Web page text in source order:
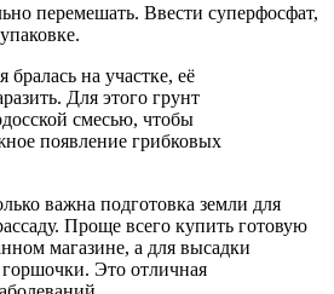
перемешать. Ввести суперфосфат,
на участке, её
Для этого грунт
смесью, чтобы
появление грибковых
важна подготовка земли для
Проще всего купить готовую
магазине, а для высадки
Это отличная